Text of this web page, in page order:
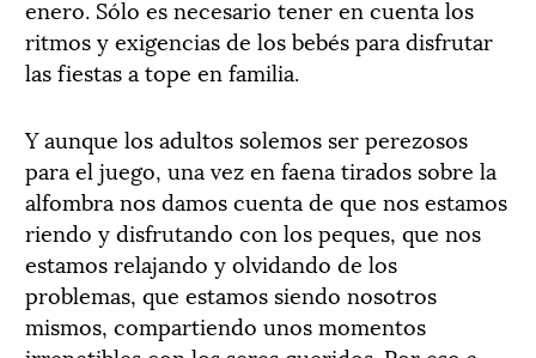
enero. Sólo es necesario tener en cuenta los
ritmos y exigencias de los bebés para disfrutar
las fiestas a tope en familia.
Y aunque los adultos solemos ser perezosos
para el juego, una vez en faena tirados sobre la
alfombra nos damos cuenta de que nos estamos
riendo y disfrutando con los peques, que nos
estamos relajando y olvidando de los
problemas, que estamos siendo nosotros
mismos, compartiendo unos momentos